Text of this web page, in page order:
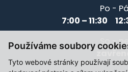
Používáme soubory
Tyto webové stránky používají
Po - Pá
7:00 – 11:30
So -